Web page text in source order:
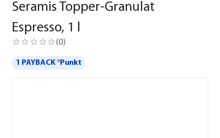
Seramis Topper-Granulat
Espresso, 1 l
(0)
1 PAYBACK °Punkt